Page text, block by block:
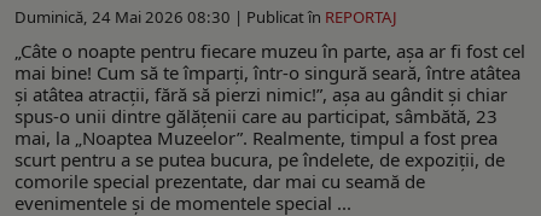
Duminică, 24 Mai 2026 08:30 | Publicat în REPORTAJ
„Câte o noapte pentru fiecare muzeu în parte, aşa ar fi fost cel
mai bine! Cum să te împarţi, într-o singură seară, între atâtea
şi atâtea atracţii, fără să pierzi nimic!”, aşa au gândit şi chiar
spus-o unii dintre gălăţenii care au participat, sâmbătă, 23
mai, la „Noaptea Muzeelor”. Realmente, timpul a fost prea
scurt pentru a se putea bucura, pe îndelete, de expoziţii, de
comorile special prezentate, dar mai cu seamă de
evenimentele şi de momentele special ...